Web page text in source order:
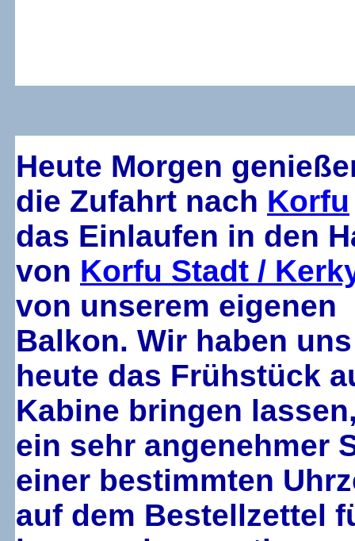
Heute Morgen
die Zufahrt nach Korfu
das Einlaufen in den
von Korfu Stadt /
von unserem eigenen
Balkon. Wir haben uns
heute das Frühstück
Kabine bringen
ein sehr angenehmer
einer bestimmten
auf dem Bestellzettel